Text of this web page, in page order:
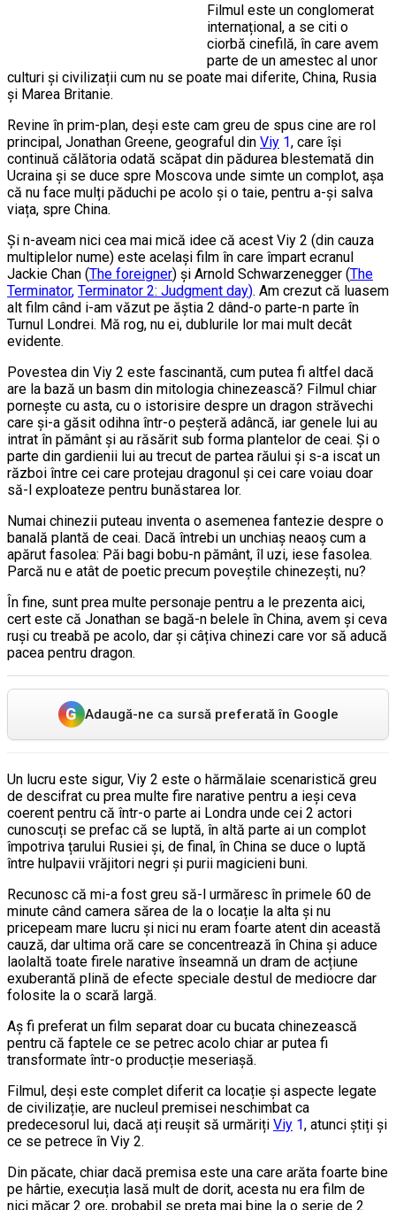
Filmul este un conglomerat
internațional, a se citi o
ciorbă cinefilă, în care avem
parte de un amestec al unor
culturi și civilizații cum nu se poate mai diferite, China, Rusia
și Marea Britanie.
Revine în prim-plan, deși este cam greu de spus cine are rol
principal, Jonathan Greene, geograful din Viy 1, care își
continuă călătoria odată scăpat din pădurea blestemată din
Ucraina și se duce spre Moscova unde simte un complot, așa
că nu face mulți păduchi pe acolo și o taie, pentru a-și salva
viața, spre China.
Și n-aveam nici cea mai mică idee că acest Viy 2 (din cauza
multiplelor nume) este același film în care împart ecranul
Jackie Chan (The foreigner) și Arnold Schwarzenegger (The
Terminator, Terminator 2: Judgment day). Am crezut că luasem
alt film când i-am văzut pe ăștia 2 dând-o parte-n parte în
Turnul Londrei. Mă rog, nu ei, dublurile lor mai mult decât
evidente.
Povestea din Viy 2 este fascinantă, cum putea fi altfel dacă
are la bază un basm din mitologia chinezească? Filmul chiar
pornește cu asta, cu o istorisire despre un dragon străvechi
care și-a găsit odihna într-o peșteră adâncă, iar genele lui au
intrat în pământ și au răsărit sub forma plantelor de ceai. Și o
parte din gardienii lui au trecut de partea răului și s-a iscat un
război între cei care protejau dragonul și cei care voiau doar
să-l exploateze pentru bunăstarea lor.
Numai chinezii puteau inventa o asemenea fantezie despre o
banală plantă de ceai. Dacă întrebi un unchiaș neaoș cum a
apărut fasolea: Păi bagi bobu-n pământ, îl uzi, iese fasolea.
Parcă nu e atât de poetic precum poveștile chinezești, nu?
În fine, sunt prea multe personaje pentru a le prezenta aici,
cert este că Jonathan se bagă-n belele în China, avem și ceva
ruși cu treabă pe acolo, dar și câțiva chinezi care vor să aducă
pacea pentru dragon.
G Adaugă-ne ca sursă preferată în Google
Un lucru este sigur, Viy 2 este o hărmălaie scenaristică greu
de descifrat cu prea multe fire narative pentru a ieși ceva
coerent pentru că într-o parte ai Londra unde cei 2 actori
cunoscuți se prefac că se luptă, în altă parte ai un complot
împotriva țarului Rusiei și, de final, în China se duce o luptă
între hulpavii vrăjitori negri și purii magicieni buni.
Recunosc că mi-a fost greu să-l urmăresc în primele 60 de
minute când camera sărea de la o locație la alta și nu
pricepeam mare lucru și nici nu eram foarte atent din această
cauză, dar ultima oră care se concentrează în China și aduce
laolaltă toate firele narative înseamnă un dram de acțiune
exuberantă plină de efecte speciale destul de mediocre dar
folosite la o scară largă.
Aș fi preferat un film separat doar cu bucata chinezească
pentru că faptele ce se petrec acolo chiar ar putea fi
transformate într-o producție meseriașă.
Filmul, deși este complet diferit ca locație și aspecte legate
de civilizație, are nucleul premisei neschimbat ca
predecesorul lui, dacă ați reușit să urmăriți Viy 1, atunci știți și
ce se petrece în Viy 2.
Din păcate, chiar dacă premisa este una care arăta foarte bine
pe hârtie, execuția lasă mult de dorit, acesta nu era film de
nici măcar 2 ore, probabil se preta mai bine la o serie de 2